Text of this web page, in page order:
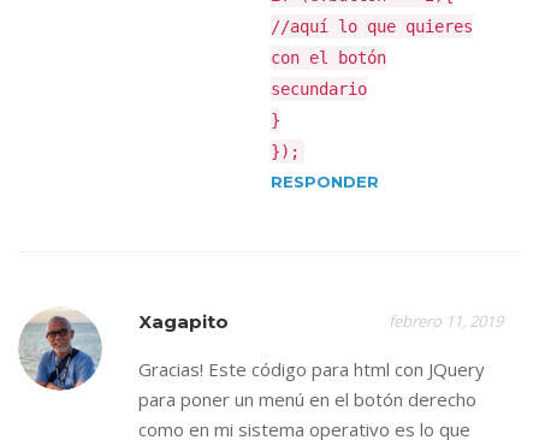
//aquí lo que quieres
con el botón
secundario
}
});
RESPONDER
Xagapito febrero 11, 2019
Gracias! Este código para html con JQuery
para poner un menú en el botón derecho
como en mi sistema operativo es lo que